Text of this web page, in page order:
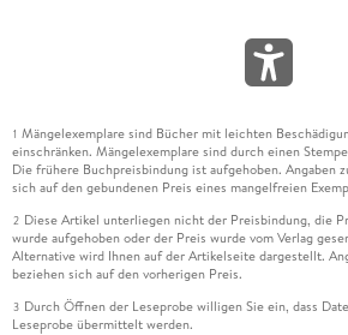
1 Mängelexemplare sind Bücher mit leichten
einschränken. Mängelexemplare sind durch einen
Die frühere Buchpreisbindung ist aufgehoben. Angaben
sich auf den gebundenen Preis eines mangelfreien
2 Diese Artikel unterliegen nicht der Preisbindung, die
wurde aufgehoben oder der Preis wurde vom Verlag
Alternative wird Ihnen auf der Artikelseite dargestellt.
beziehen sich auf den vorherigen Preis.
3 Durch Öffnen der Leseprobe willigen Sie ein, dass
Leseprobe übermittelt werden.